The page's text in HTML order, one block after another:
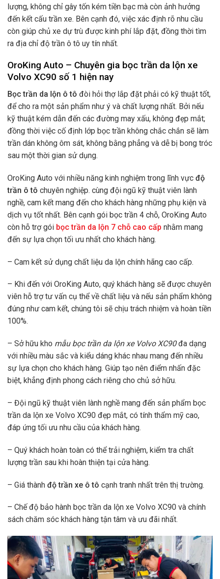
lượng, không chỉ gây tốn kém tiền bạc mà còn ảnh hưởng
đến kết cấu trần xe. Bên cạnh đó, việc xác định rõ nhu cầu
còn giúp chủ xe dự trù được kinh phí lắp đặt, đồng thời tìm
ra địa chỉ độ trần ô tô uy tín nhất.
OroKing Auto – Chuyên gia bọc trần da lộn xe
Volvo XC90 số 1 hiện nay
Bọc trần da lộn ô tô đòi hỏi thợ lắp đặt phải có kỹ thuật tốt,
để cho ra một sản phẩm như ý và chất lượng nhất. Bởi nếu
kỹ thuật kém dẫn đến các đường may xấu, không đẹp mắt;
đồng thời việc cố định lớp bọc trần không chắc chắn sẽ làm
trần dán không ôm sát, không bằng phẳng và dễ bị bong tróc
sau một thời gian sử dụng.
OroKing Auto với nhiều năng kinh nghiệm trong lĩnh vực độ
trần ô tô chuyên nghiệp. cùng đội ngũ kỹ thuật viên lành
nghề, cam kết mang đến cho khách hàng những phụ kiện và
dịch vụ tốt nhất. Bên cạnh gói bọc trần 4 chỗ, OroKing Auto
còn hỗ trợ gói bọc trần da lộn 7 chỗ cao cấp nhằm mang
đến sự lựa chọn tối ưu nhất cho khách hàng.
– Cam kết sử dụng chất liệu da lộn chính hãng cao cấp.
– Khi đến với OroKing Auto, quý khách hàng sẽ được chuyên
viên hỗ trợ tư vấn cụ thể về chất liệu và nếu sản phẩm không
đúng như cam kết, chúng tôi sẽ chịu trách nhiệm và hoàn tiền
100%.
– Sở hữu kho mẫu bọc trần da lộn xe Volvo XC90đa dạng
với nhiều màu sắc và kiểu dáng khác nhau mang đến nhiều
sự lựa chọn cho khách hàng. Giúp tạo nên điểm nhấn đặc
biệt, khẳng định phong cách riêng cho chủ sở hữu.
– Đội ngũ kỹ thuật viên lành nghề mang đến sản phẩm bọc
trần da lộn xe Volvo XC90 đẹp mắt, có tính thẩm mỹ cao,
đáp ứng tối ưu nhu cầu của khách hàng.
– Quý khách hoàn toàn có thể trải nghiệm, kiểm tra chất
lượng trần sau khi hoàn thiện tại cửa hàng.
– Giá thành độ trần xe ô tô cạnh tranh nhất trên thị trường.
– Chế độ bảo hành bọc trần da lộn xe Volvo XC90 và chính
sách chăm sóc khách hàng tận tâm và ưu đãi nhất.